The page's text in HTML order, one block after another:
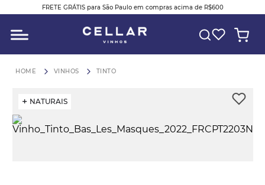
FRETE GRÁTIS para São Paulo em compras acima de R$600
VINHOS TINTO
NATURAIS